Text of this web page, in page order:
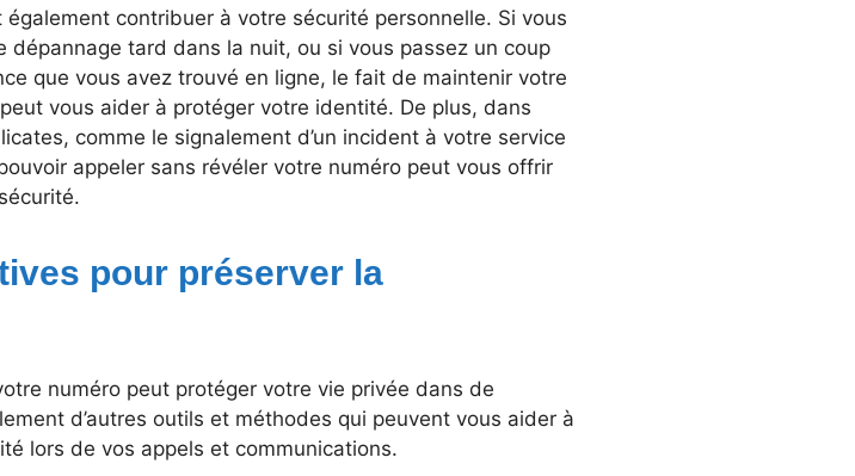
contribuer à votre sécurité personnelle. Si vous
dépannage tard dans la nuit, ou si vous passez un coup
que vous avez trouvé en ligne, le fait de maintenir votre
vous aider à protéger votre identité. De plus, dans
comme le signalement d’un incident à votre service
appeler sans révéler votre numéro peut vous offrir
pour préserver la
numéro peut protéger votre vie privée dans de
d’autres outils et méthodes qui peuvent vous aider à
lors de vos appels et communications.